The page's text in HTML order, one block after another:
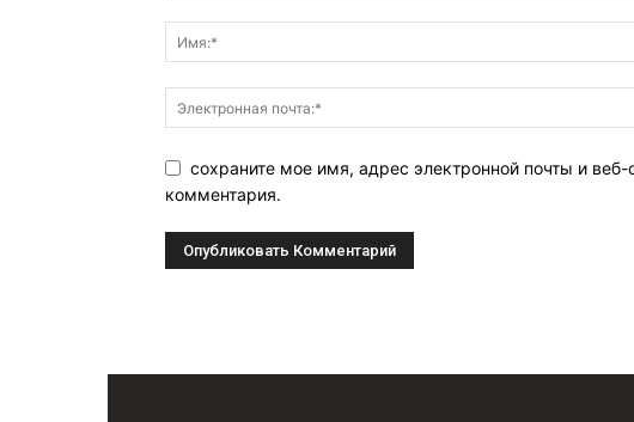
сохраните мое имя, адрес электронной почты и
комментария.